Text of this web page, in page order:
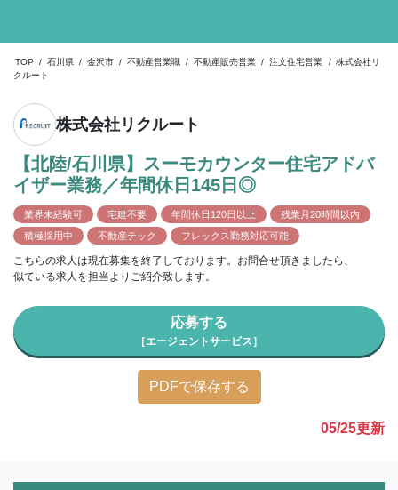
TOP / 石川県 / 金沢市 / 不動産営業職 / 不動産販売営業 / 注文住宅営業 / 株式会社リ
クルート
株式会社リクルート
【北陸/石川県】スーモカウンター住宅アドバ
イザー業務／年間休日145日◎
業界未経験可 宅建不要 年間休日120日以上
残業月20時間以内
積極採用中
不動産テック フレックス勤務対応可能
こちらの求人は現在募集を終了しております。お問合せ頂きましたら、
似ている求人を担当よりご紹介致します。
応募する
［エージェントサービス］
PDFで保存する
05/25更新